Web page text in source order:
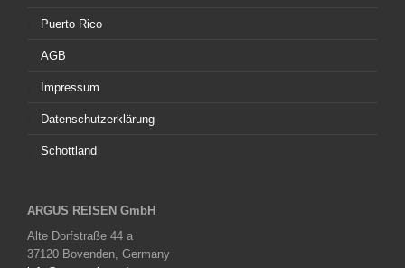
Puerto Rico
AGB
Impressum
Datenschutzerklärung
Schottland
ARGUS REISEN GmbH
Alte Dorfstraße 44 a
37120 Bovenden, Germany